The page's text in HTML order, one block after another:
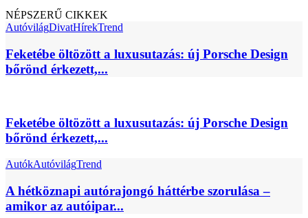
NÉPSZERŰ CIKKEK
AutóvilágDivatHírekTrend
Feketébe öltözött a luxusutazás: új Porsche Design
bőrönd érkezett,...
Feketébe öltözött a luxusutazás: új Porsche Design
bőrönd érkezett,...
AutókAutóvilágTrend
A hétköznapi autórajongó háttérbe szorulása –
amikor az autóipar...